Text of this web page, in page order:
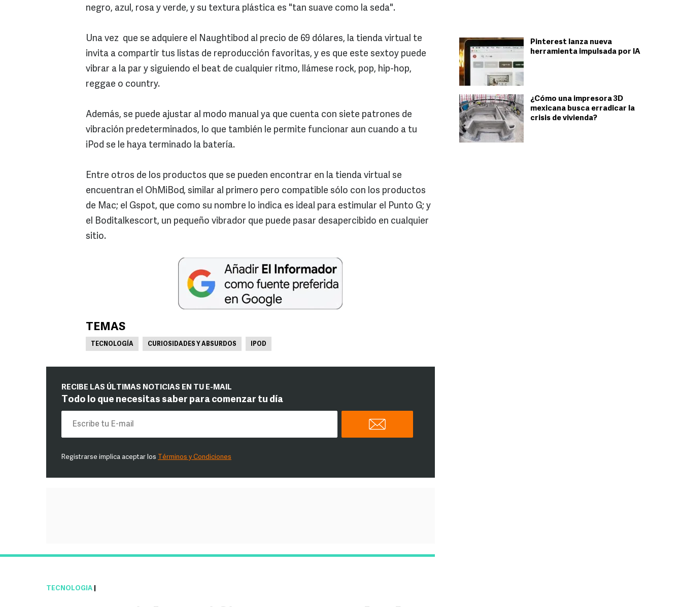
Pinterest lanza nueva
herramienta impulsada por IA
¿Cómo una impresora 3D
mexicana busca erradicar la
crisis de vivienda?
negro, azul, rosa y verde, y su textura plástica es "tan suave como la seda".
Una vez que se adquiere el Naughtibod al precio de 69 dólares, la tienda virtual te
invita a compartir tus listas de reproducción favoritas, y es que este sextoy puede
vibrar a la par y siguiendo el beat de cualquier ritmo, llámese rock, pop, hip-hop,
reggae o country.
Además, se puede ajustar al modo manual ya que cuenta con siete patrones de
vibración predeterminados, lo que también le permite funcionar aun cuando a tu
iPod se le haya terminado la batería.
Entre otros de los productos que se pueden encontrar en la tienda virtual se
encuentran el OhMiBod, similar al primero pero compatible sólo con los productos
de Mac; el Gspot, que como su nombre lo indica es ideal para estimular el Punto G; y
el Boditalkescort, un pequeño vibrador que puede pasar desapercibido en cualquier
sitio.
TEMAS
TECNOLOGÍA CURIOSIDADES Y ABSURDOS IPOD
RECIBE LAS ÚLTIMAS NOTICIAS EN TU E-MAIL
Todo lo que necesitas saber para comenzar tu día
Registrarse implica aceptar los Términos y Condiciones
TECNOLOGÍA